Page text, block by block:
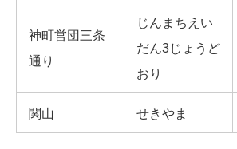
神町営団三条
通り
じんまちえい
だん3じょうど
おり
関山 せきやま